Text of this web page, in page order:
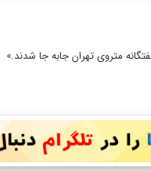
متروی تهران جابه جا شدند.»